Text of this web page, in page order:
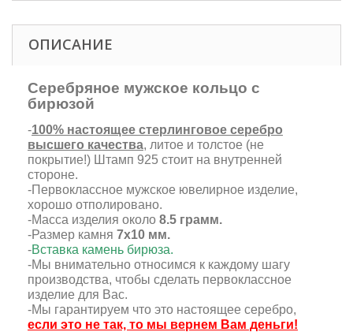
ОПИСАНИЕ
Серебряное мужское кольцо с
бирюзой
-100% настоящее стерлинговое серебро
высшего качества, литое и толстое (не
покрытие!) Штамп 925 стоит на внутренней
стороне.
-Первоклассное мужское ювелирное изделие,
хорошо отполировано.
-Масса изделия около 8.5 грамм.
-Размер камня 7х10 мм.
-Вставка камень бирюза.
-Мы внимательно относимся к каждому шагу
производства, чтобы сделать первоклассное
изделие для Вас.
-Мы гарантируем что это настоящее серебро,
если это не так, то мы вернем Вам деньги!